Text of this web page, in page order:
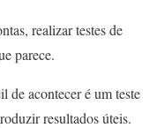
realizar testes de
parece.
de acontecer é um teste
resultados úteis.